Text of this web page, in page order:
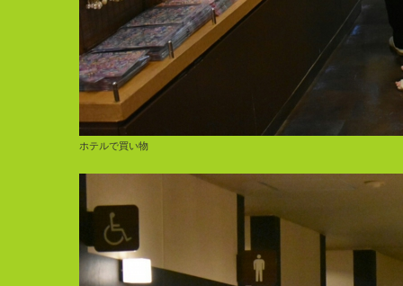
ホテルで買い物